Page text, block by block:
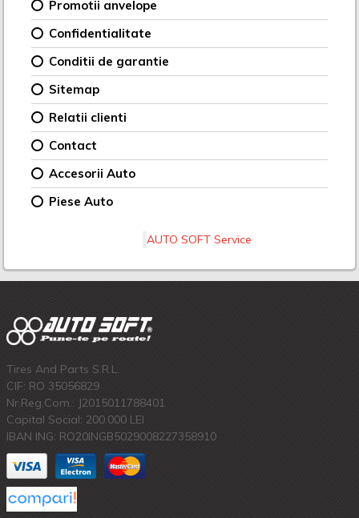
Promotii anvelope
Confidentialitate
Conditii de garantie
Sitemap
Relatii clienti
Contact
Accesorii Auto
Piese Auto
AUTO SOFT Service
Tires And Parts S.R.L.
CIF: RO 35056829
Nr.Reg.Com.: J2015011788401
Capital Social: 200.000 LEI
IBAN ING: RO20INGB5029008227358910